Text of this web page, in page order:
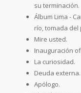
su terminación.
Álbum Lima -
río, tomada
Mire usted.
Inauguración
La curiosidad.
Deuda
Apólogo.